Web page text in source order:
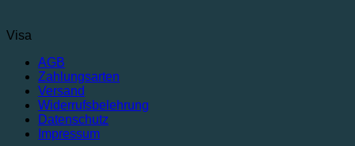
Visa
AGB
Zahlungsarten
Versand
Widerrufsbelehrung
Datenschutz
Impressum